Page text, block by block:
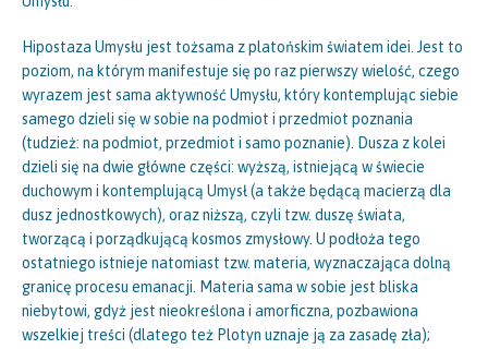
Hipostaza Umysłu jest tożsama z platońskim światem idei. Jest to
poziom, na którym manifestuje się po raz pierwszy wielość, czego
wyrazem jest sama aktywność Umysłu, który kontemplując siebie
samego dzieli się w sobie na podmiot i przedmiot poznania
(tudzież: na podmiot, przedmiot i samo poznanie). Dusza z kolei
dzieli się na dwie główne części: wyższą, istniejącą w świecie
duchowym i kontemplującą Umysł (a także będącą macierzą dla
dusz jednostkowych), oraz niższą, czyli tzw. duszę świata,
tworzącą i porządkującą kosmos zmysłowy. U podłoża tego
ostatniego istnieje natomiast tzw. materia, wyznaczająca dolną
granicę procesu emanacji. Materia sama w sobie jest bliska
niebytowi, gdyż jest nieokreślona i amorficzna, pozbawiona
wszelkiej treści (dlatego też Plotyn uznaje ją za zasadę zła);